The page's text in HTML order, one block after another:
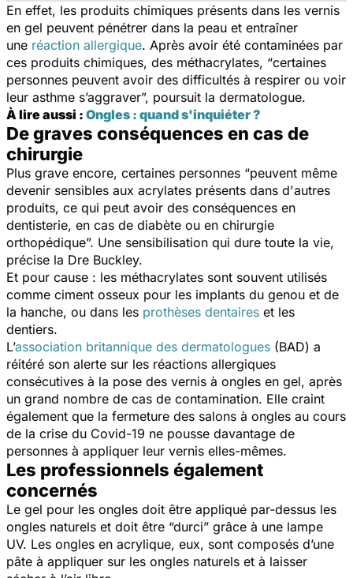
En effet, les produits chimiques présents dans les vernis
en gel peuvent pénétrer dans la peau et entraîner
une réaction allergique. Après avoir été contaminées par
ces produits chimiques, des méthacrylates, “certaines
personnes peuvent avoir des difficultés à respirer ou voir
leur asthme s’aggraver”, poursuit la dermatologue.
À lire aussi : Ongles : quand s'inquiéter ?
De graves conséquences en cas de
chirurgie
Plus grave encore, certaines personnes “peuvent même
devenir sensibles aux acrylates présents dans d'autres
produits, ce qui peut avoir des conséquences en
dentisterie, en cas de diabète ou en chirurgie
orthopédique”. Une sensibilisation qui dure toute la vie,
précise la Dre Buckley.
Et pour cause : les méthacrylates sont souvent utilisés
comme ciment osseux pour les implants du genou et de
la hanche, ou dans les prothèses dentaires et les
dentiers.
L’association britannique des dermatologues (BAD) a
réitéré son alerte sur les réactions allergiques
consécutives à la pose des vernis à ongles en gel, après
un grand nombre de cas de contamination. Elle craint
également que la fermeture des salons à ongles au cours
de la crise du Covid-19 ne pousse davantage de
personnes à appliquer leur vernis elles-mêmes.
Les professionnels également
concernés
Le gel pour les ongles doit être appliqué par-dessus les
ongles naturels et doit être “durci” grâce à une lampe
UV. Les ongles en acrylique, eux, sont composés d’une
pâte à appliquer sur les ongles naturels et à laisser